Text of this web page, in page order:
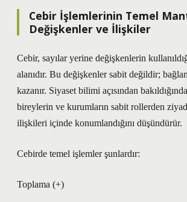
Cebir İşlemlerinin Temel
Değişkenler ve İlişkiler
Cebir, sayılar yerine değişkenlerin
alanıdır. Bu değişkenler sabit değildir;
kazanır. Siyaset bilimi açısından
bireylerin ve kurumların sabit rollerden
ilişkileri içinde konumlandığını düşündürür.
Cebirde temel işlemler şunlardır:
Toplama (+)